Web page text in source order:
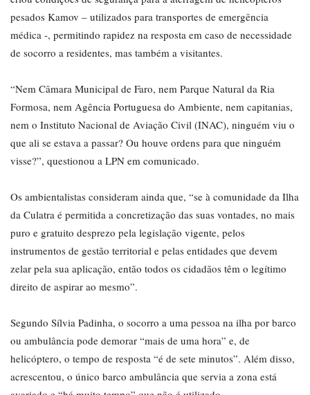
pesados Kamov – utilizados para transportes de emergência
médica -, permitindo rapidez na resposta em caso de necessidade
de socorro a residentes, mas também a visitantes.
“Nem Câmara Municipal de Faro, nem Parque Natural da Ria
Formosa, nem Agência Portuguesa do Ambiente, nem capitanias,
nem o Instituto Nacional de Aviação Civil (INAC), ninguém viu o
que ali se estava a passar? Ou houve ordens para que ninguém
visse?”, questionou a LPN em comunicado.
Os ambientalistas consideram ainda que, “se à comunidade da Ilha
da Culatra é permitida a concretização das suas vontades, no mais
puro e gratuito desprezo pela legislação vigente, pelos
instrumentos de gestão territorial e pelas entidades que devem
zelar pela sua aplicação, então todos os cidadãos têm o legítimo
direito de aspirar ao mesmo”.
Segundo Sílvia Padinha, o socorro a uma pessoa na ilha por barco
ou ambulância pode demorar “mais de uma hora” e, de
helicóptero, o tempo de resposta “é de sete minutos”. Além disso,
acrescentou, o único barco ambulância que servia a zona está